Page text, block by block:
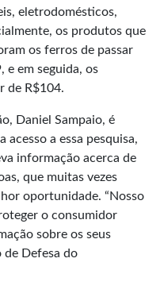
eletrodomésticos,
os produtos que
os ferros de passar
e em seguida, os
de R$104.
Daniel Sampaio, é
a essa pesquisa,
informação acerca de
que muitas vezes
oportunidade. “Nosso
o consumidor
sobre os seus
de Defesa do